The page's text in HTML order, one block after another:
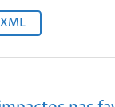
XML